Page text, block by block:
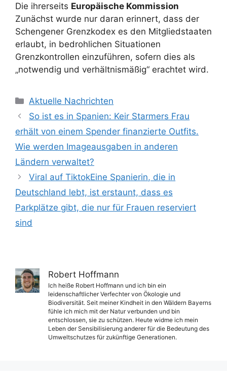
Die ihrerseits Europäische Kommission
Zunächst wurde nur daran erinnert, dass der
Schengener Grenzkodex es den Mitgliedstaaten
erlaubt, in bedrohlichen Situationen
Grenzkontrollen einzuführen, sofern dies als
„notwendig und verhältnismäßig“ erachtet wird.
Kategorien
Aktuelle Nachrichten
So ist es in Spanien: Keir Starmers Frau
erhält von einem Spender finanzierte Outfits.
Wie werden Imageausgaben in anderen
Ländern verwaltet?
Viral auf TiktokEine Spanierin, die in
Deutschland lebt, ist erstaunt, dass es
Parkplätze gibt, die nur für Frauen reserviert
sind
Robert Hoffmann
Ich heiße Robert Hoffmann und ich bin ein
leidenschaftlicher Verfechter von Ökologie und
Biodiversität. Seit meiner Kindheit in den Wäldern Bayerns
fühle ich mich mit der Natur verbunden und bin
entschlossen, sie zu schützen. Heute widme ich mein
Leben der Sensibilisierung anderer für die Bedeutung des
Umweltschutzes für zukünftige Generationen.